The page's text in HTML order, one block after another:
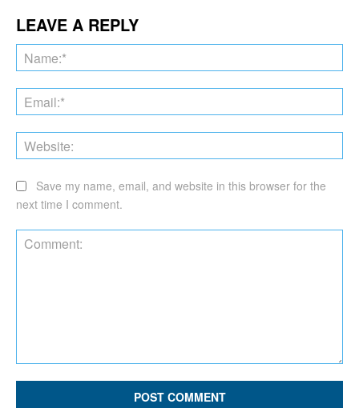
LEAVE A REPLY
Save my name, email, and website in this browser for the
next time I comment.